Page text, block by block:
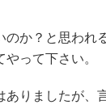
のか？と思われ
って下さい。
ありましたが、